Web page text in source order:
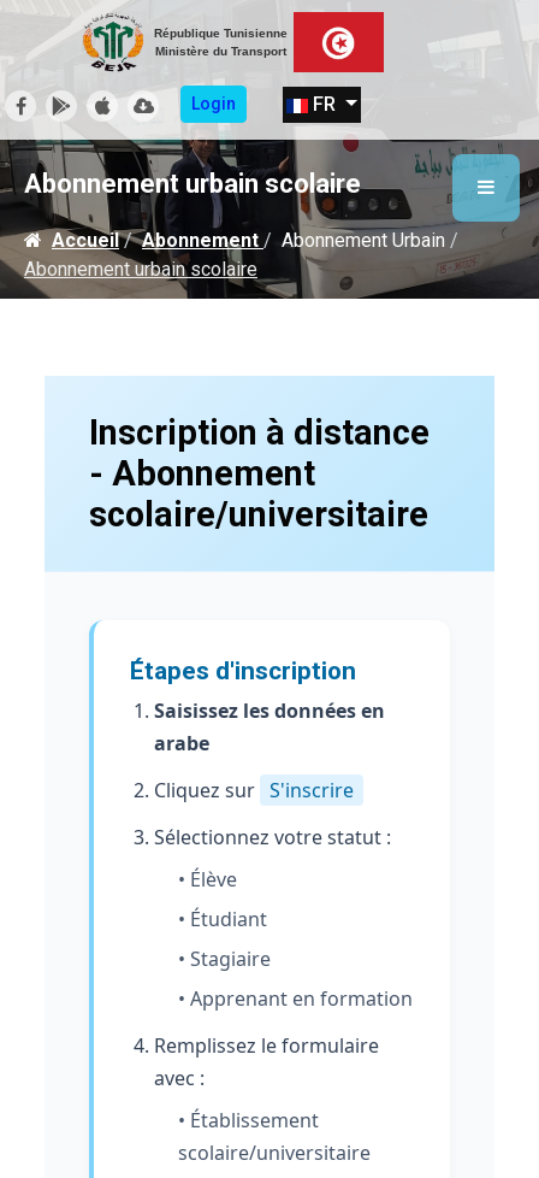
République Tunisienne
Ministère du Transport
Login Sélectionnez votre langue
FR
Abonnement urbain scolaire
Accueil Abonnement
Abonnement Urbain
Abonnement urbain scolaire
Inscription à distance
- Abonnement
scolaire/universitaire
Étapes d'inscription
Saisissez les données en
arabe
Cliquez sur S'inscrire
Sélectionnez votre statut :
• Élève
• Étudiant
• Stagiaire
• Apprenant en formation
Remplissez le formulaire
avec :
• Établissement
scolaire/universitaire